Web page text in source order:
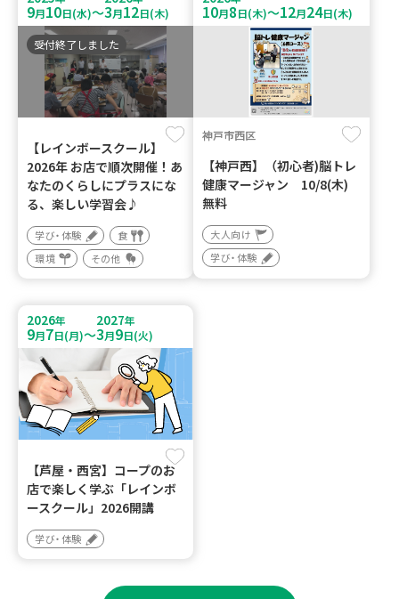
9月10日(水)～3月12日(木)
受付終了しました
【レインボースクール】
2026年 お店で順次開催！あ
なたのくらしにプラスにな
る、楽しい学習会♪
学び・体験
食
環境
その他
10月8日(木)～12月24日(木)
神戸市西区
【神戸西】（初心者)脳トレ
健康マージャン 10/8(木)
無料
大人向け
学び・体験
2026年
9月7日(月)～
2027年
3月9日(火)
【芦屋・西宮】コープのお
店で楽しく学ぶ「レインボ
ースクール」2026開講
学び・体験